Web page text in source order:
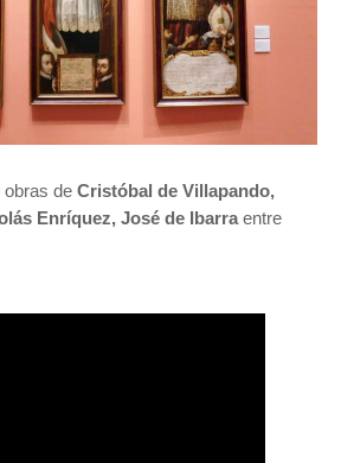
obras de Cristóbal de Villapando,
Enríquez, José de Ibarra entre